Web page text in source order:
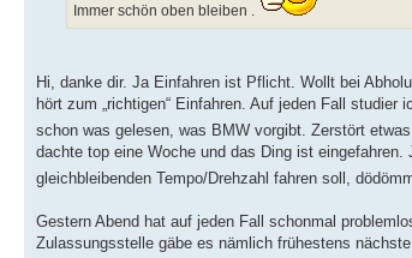
Immer schön oben bleiben .
Hi, danke dir. Ja Einfahren ist Pflicht. Wollt bei
hört zum „richtigen“ Einfahren. Auf jeden Fall
schon was gelesen, was BMW vorgibt. Zerstört
dachte top eine Woche und das Ding ist
gleichbleibenden Tempo/Drehzahl fahren soll,
Gestern Abend hat auf jeden Fall schonmal
Zulassungsstelle gäbe es nämlich frühestens